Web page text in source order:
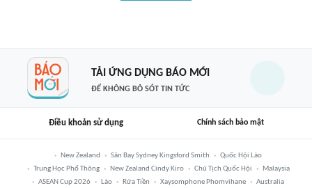
TẢI ỨNG DỤNG BÁO MỚI
ĐỂ KHÔNG BỎ SÓT TIN TỨC
Điều khoản sử dụng Chính sách bảo mật
New Zealand Sân Bay Sydney Kingsford Smith
Quốc Hội Lào
Trung Học Phổ Thông
New Zealand Cindy Kiro Chủ Tịch Quốc Hội
Malaysia
ASEAN Cup 2026
Lào Rửa Tiền Xaysomphone Phomvihane Australia